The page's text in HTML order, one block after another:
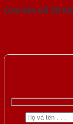
Cửa Vân Gỗ 5D